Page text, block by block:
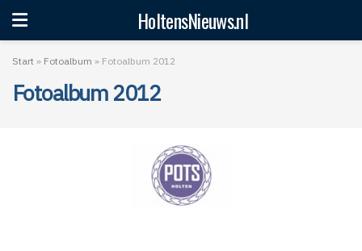
HoltensNieuws.nl
Start » Fotoalbum » Fotoalbum 2012
Fotoalbum 2012